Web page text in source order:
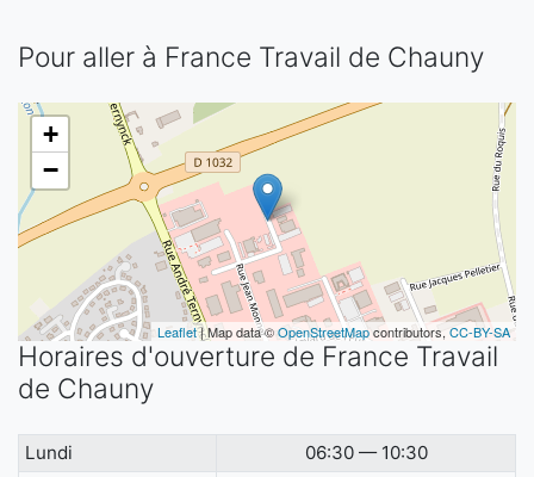
Pour aller à France Travail de Chauny
+
−
Leaflet| Map data ©OpenStreetMapcontributors, CC-BY-SA
Horaires d'ouverture de France Travail
de Chauny
Lundi
06:30 — 10:30